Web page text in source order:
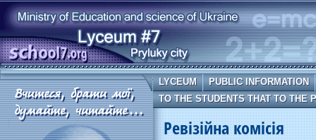
LYCEUM
PUBLIC INFORMATION
TO THE STUDENTS THAT TO THE
Ревізійна комісія